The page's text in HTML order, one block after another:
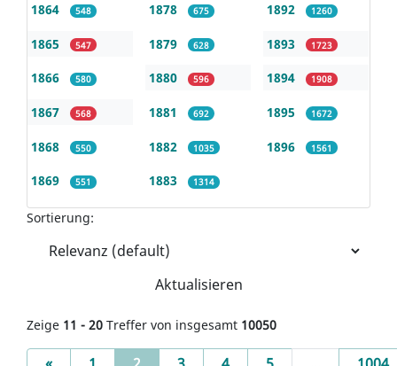
1864 548
1865 547
1866 580
1867 568
1868 550
1869 551
1878 675
1879 628
1880 596
1881 692
1882 1035
1883 1314
1892 1260
1893 1723
1894 1908
1895 1672
1896 1561
Sortierung:
Aktualisieren
Zeige 11 - 20 Treffer von insgesamt 10050